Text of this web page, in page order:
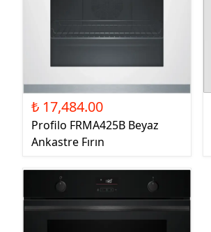
₺ 17,484.00
Profilo FRMA425B Beyaz
Ankastre Fırın